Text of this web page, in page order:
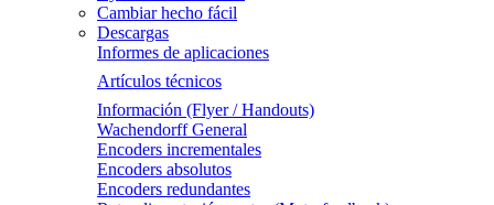
Cambiar hecho fácil
Descargas
Informes de aplicaciones
Artículos técnicos
Información (Flyer / Handouts)
Wachendorff General
Encoders incrementales
Encoders absolutos
Encoders redundantes